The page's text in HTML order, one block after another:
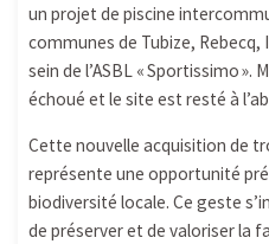
un projet de piscine
communes de Tubize,
sein de l’ASBL « Sportissimo
échoué et le site est resté à
Cette nouvelle acquisition de
représente une opportunité
biodiversité locale. Ce geste
de préserver et de valoriser la